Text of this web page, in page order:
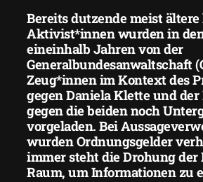
Bereits dutzende meist
Aktivist*innen wurden in
eineinhalb Jahren von der
Generalbundesanwaltschaft
Zeug*innen im Kontext des
gegen Daniela Klette und
gegen die beiden noch
vorgeladen. Bei
wurden Ordnungsgelder
immer steht die Drohung der
Raum, um Informationen zu